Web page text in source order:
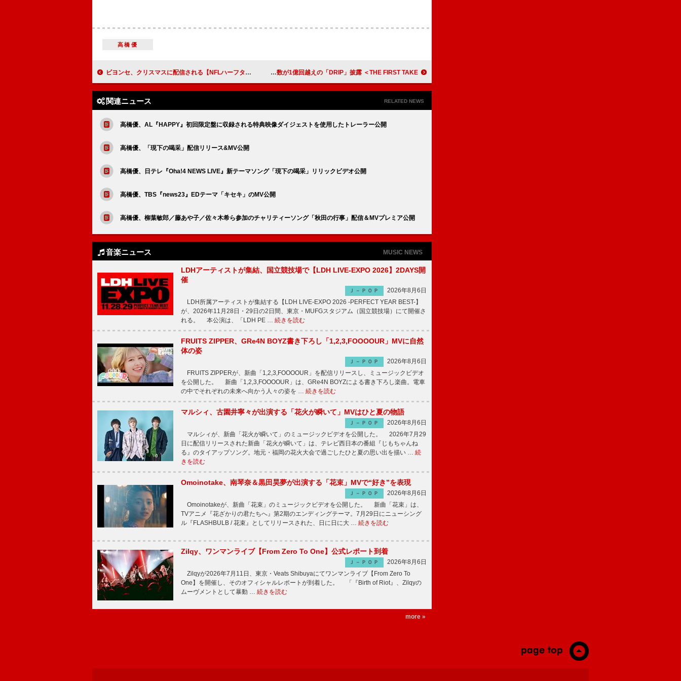
高橋優
ビヨンセ、クリスマスに配信される【NFLハーフタイム・ショー】のユーモラスな最新ティーザー公開 BABYMONSTERが初登場、MVの再生数が1億回越えの「DRIP」披露 ＜THE FIRST TAKE＞
関連ニュース RELATED NEWS
高橋優、AL『HAPPY』初回限定盤に収録される特典映像ダイジェストを使用したトレーラー公開
高橋優、「現下の喝采」配信リリース&MV公開
高橋優、日テレ『Oha!4 NEWS LIVE』新テーマソング「現下の喝采」リリックビデオ公開
高橋優、TBS『news23』EDテーマ「キセキ」のMV公開
高橋優、柳葉敏郎／藤あや子／佐々木希ら参加のチャリティーソング「秋田の行事」配信＆MVプレミア公開
音楽ニュース MUSIC NEWS
LDHアーティストが集結、国立競技場で【LDH LIVE-EXPO 2026】2DAYS開
催
Ｊ－ＰＯＰ
2026年8月6日
LDH所属アーティストが集結する【LDH LIVE-EXPO 2026 -PERFECT YEAR BEST-】
が、2026年11月28日・29日の2日間、東京・MUFGスタジアム（国立競技場）にて開催さ
れる。 本公演は、「LDH PE … 続きを読む
FRUITS ZIPPER、GRe4N BOYZ書き下ろし「1,2,3,FOOOOUR」MVに自然
体の姿
Ｊ－ＰＯＰ
2026年8月6日
FRUITS ZIPPERが、新曲「1,2,3,FOOOOUR」を配信リリースし、ミュージックビデオ
を公開した。 新曲「1,2,3,FOOOOUR」は、GRe4N BOYZによる書き下ろし楽曲。電車
の中でそれぞれの未来へ向かう人々の姿を … 続きを読む
マルシィ、古園井寧々が出演する「花火が瞬いて」MVはひと夏の物語
Ｊ－ＰＯＰ
2026年8月6日
マルシィが、新曲「花火が瞬いて」のミュージックビデオを公開した。 2026年7月29
日に配信リリースされた新曲「花火が瞬いて」は、テレビ西日本の番組『じもちゃんね
る』のタイアップソング。地元・福岡の花火大会で過ごしたひと夏の思い出を描い … 続
きを読む
Omoinotake、南琴奈＆黒田昊夢が出演する「花束」MVで“好き”を表現
Ｊ－ＰＯＰ
2026年8月6日
Omoinotakeが、新曲「花束」のミュージックビデオを公開した。 新曲「花束」は、
TVアニメ『花ざかりの君たちへ』第2期のエンディングテーマ。7月29日にニューシング
ル『FLASHBULB / 花束』としてリリースされた、日に日に大 … 続きを読む
Zilqy、ワンマンライブ【From Zero To One】公式レポート到着
Ｊ－ＰＯＰ
2026年8月6日
Zilqyが2026年7月11日、東京・Veats Shibuyaにてワンマンライブ【From Zero To
One】を開催し、そのオフィシャルレポートが到着した。 「『Birth of Riot』、Zilqyの
ムーヴメントとして暴動 … 続きを読む
more »